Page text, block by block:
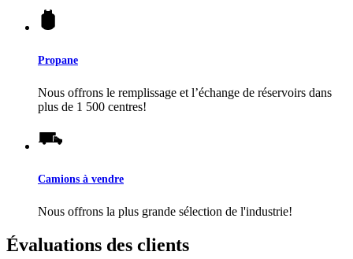
Propane
Nous offrons le remplissage et l’échange de réservoirs dans
plus de 1 500 centres!
Camions à vendre
Nous offrons la plus grande sélection de l'industrie!
Évaluations des clients